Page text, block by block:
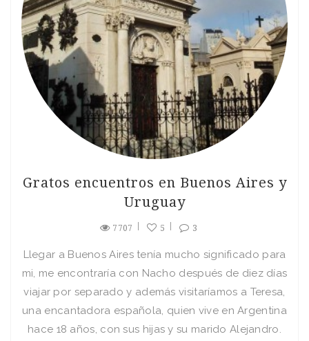
Gratos encuentros en Buenos Aires y
Uruguay
7707 5 3
Llegar a Buenos Aires tenía mucho significado para
mi, me encontraría con Nacho después de diez días
viajar por separado y además visitaríamos a Teresa,
una encantadora española, quien vive en Argentina
hace 18 años, con sus hijas y su marido Alejandro.